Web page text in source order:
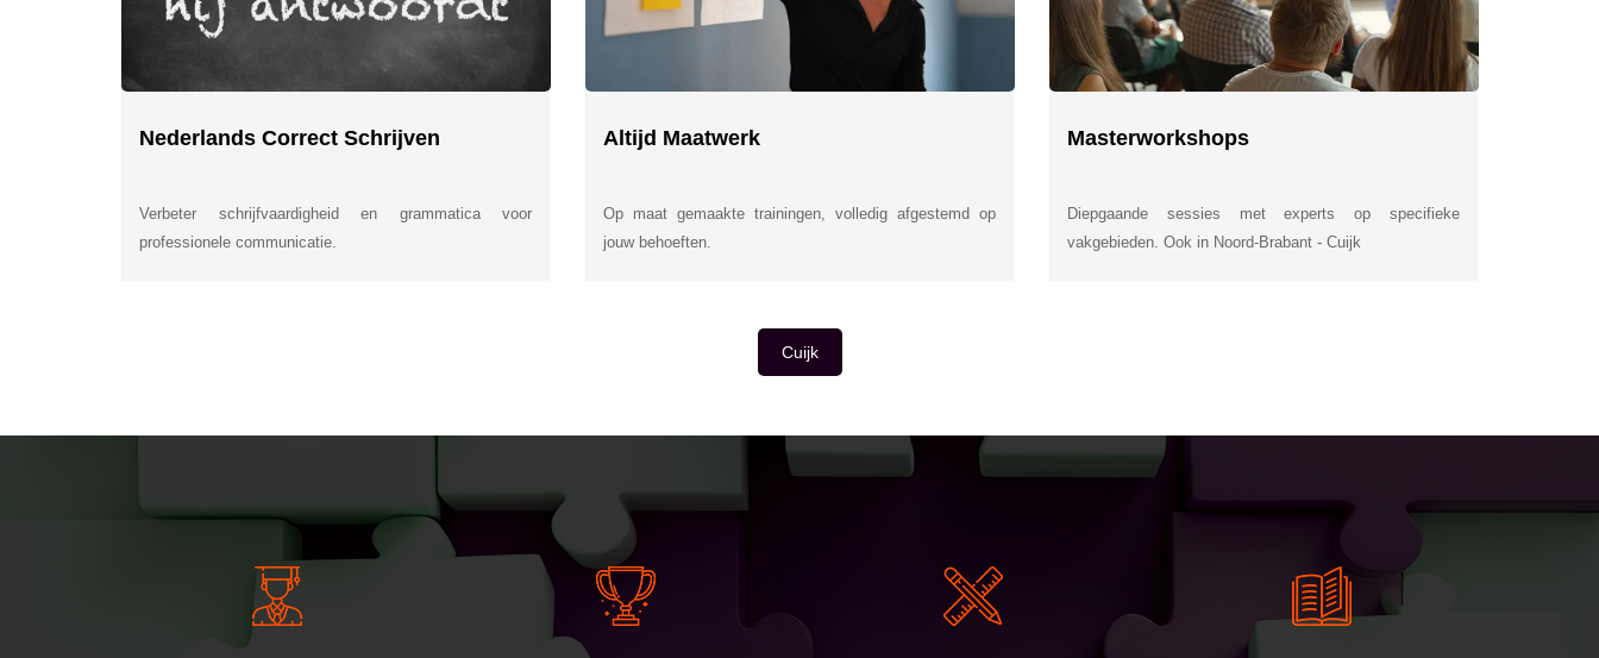
Nederlands Correct Schrijven
Verbeter schrijfvaardigheid en grammatica voor
professionele communicatie.
Altijd Maatwerk
Op maat gemaakte trainingen, volledig afgestemd op
jouw behoeften.
Masterworkshops
Diepgaande sessies met experts op specifieke
vakgebieden. Ook in Noord-Brabant - Cuijk
Cuijk